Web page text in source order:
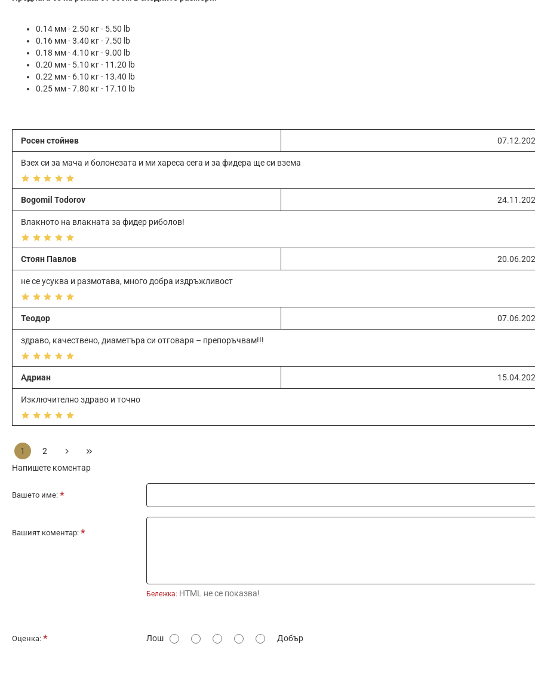
0.14 мм - 2.50 кг - 5.50 lb
0.16 мм - 3.40 кг - 7.50 lb
0.18 мм - 4.10 кг - 9.00 lb
0.20 мм - 5.10 кг - 11.20 lb
0.22 мм - 6.10 кг - 13.40 lb
0.25 мм - 7.80 кг - 17.10 lb
Росен стойнев
Взех си за мача и болонезата и ми хареса сега и за фидера ще си взема
Bogomil Todorov
Влакното на влакната за фидер риболов!
Стоян Павлов
не се усуква и размотава, много добра издръжливост
Теодор
здраво, качествено, диаметъра си отговаря – препоръчвам!!!
Адриан
Изключително здраво и точно
1
2
Напишете коментар
Вашето име:
Вашият коментар:
Бележка: HTML не се показва!
О
Оценка: Лош Добър